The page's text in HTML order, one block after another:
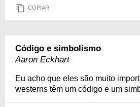
COPIAR
Código e simbolismo
Aaron Eckhart
Eu acho que eles são muito
westerns têm um código e um